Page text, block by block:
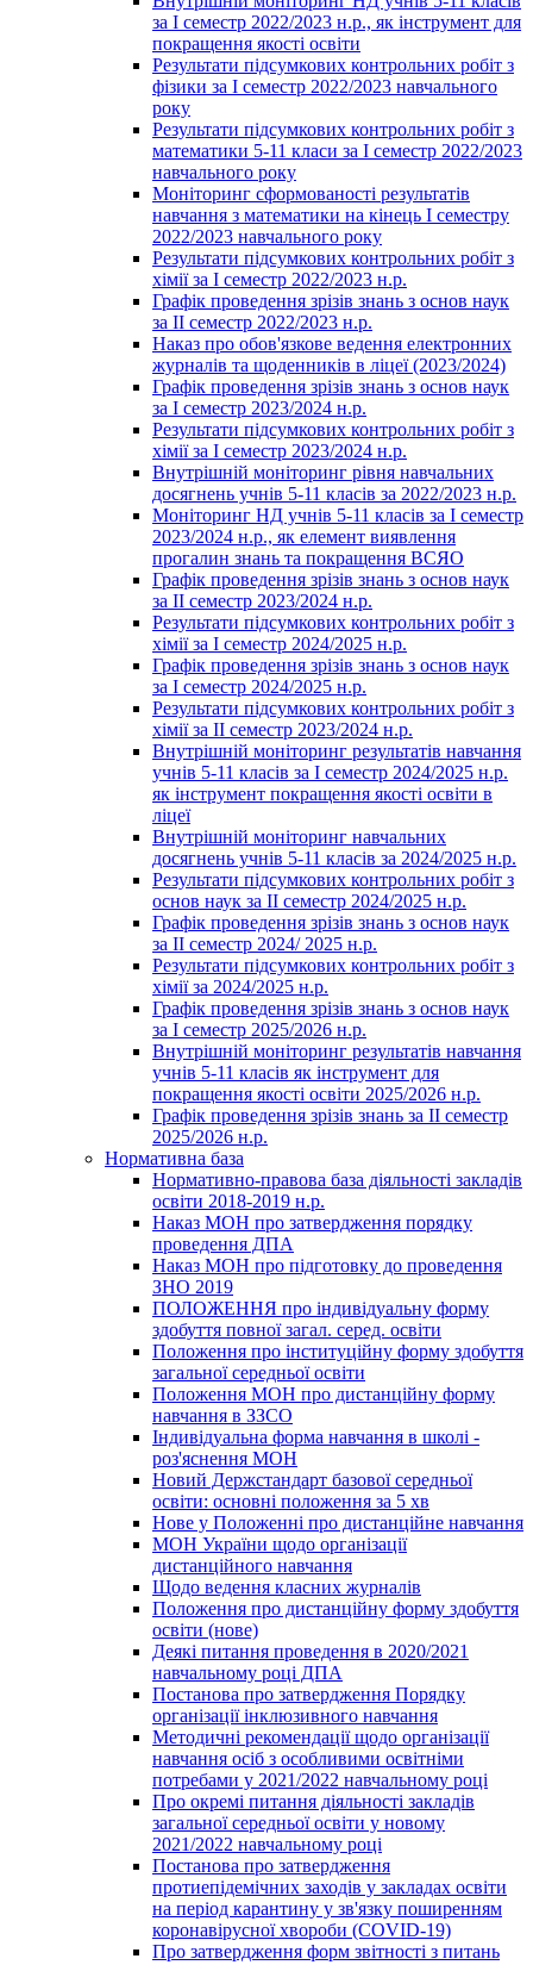
за І семестр 2022/2023 н.р., як інструмент для
покращення якості освіти
Результати підсумкових контрольних робіт з
фізики за І семестр 2022/2023 навчального
року
Результати підсумкових контрольних робіт з
математики 5-11 класи за І семестр 2022/2023
навчального року
Моніторинг сформованості результатів
навчання з математики на кінець І семестру
2022/2023 навчального року
Результати підсумкових контрольних робіт з
хімії за І семестр 2022/2023 н.р.
Графік проведення зрізів знань з основ наук
за ІІ семестр 2022/2023 н.р.
Наказ про обов'язкове ведення електронних
журналів та щоденників в ліцеї (2023/2024)
Графік проведення зрізів знань з основ наук
за І семестр 2023/2024 н.р.
Результати підсумкових контрольних робіт з
хімії за І семестр 2023/2024 н.р.
Внутрішній моніторинг рівня навчальних
досягнень учнів 5-11 класів за 2022/2023 н.р.
Моніторинг НД учнів 5-11 класів за І семестр
2023/2024 н.р., як елемент виявлення
прогалин знань та покращення ВСЯО
Графік проведення зрізів знань з основ наук
за ІІ семестр 2023/2024 н.р.
Результати підсумкових контрольних робіт з
хімії за І семестр 2024/2025 н.р.
Графік проведення зрізів знань з основ наук
за І семестр 2024/2025 н.р.
Результати підсумкових контрольних робіт з
хімії за ІІ семестр 2023/2024 н.р.
Внутрішній моніторинг результатів навчання
учнів 5-11 класів за І семестр 2024/2025 н.р.
як інструмент покращення якості освіти в
ліцеї
Внутрішній моніторинг навчальних
досягнень учнів 5-11 класів за 2024/2025 н.р.
Результати підсумкових контрольних робіт з
основ наук за ІІ семестр 2024/2025 н.р.
Графік проведення зрізів знань з основ наук
за ІІ семестр 2024/ 2025 н.р.
Результати підсумкових контрольних робіт з
хімії за 2024/2025 н.р.
Графік проведення зрізів знань з основ наук
за І семестр 2025/2026 н.р.
Внутрішній моніторинг результатів навчання
учнів 5-11 класів як інструмент для
покращення якості освіти 2025/2026 н.р.
Графік проведення зрізів знань за ІІ семестр
2025/2026 н.р.
Нормативна база
Нормативно-правова база діяльності закладів
освіти 2018-2019 н.р.
Наказ МОН про затвердження порядку
проведення ДПА
Наказ МОН про підготовку до проведення
ЗНО 2019
ПОЛОЖЕННЯ про індивідуальну форму
здобуття повної загал. серед. освіти
Положення про інституційну форму здобуття
загальної середньої освіти
Положення МОН про дистанційну форму
навчання в ЗЗСО
Індивідуальна форма навчання в школі -
роз'яснення МОН
Новий Держстандарт базової середньої
освіти: основні положення за 5 хв
Нове у Положенні про дистанційне навчання
МОН України щодо організації
дистанційного навчання
Щодо ведення класних журналів
Положення про дистанційну форму здобуття
освіти (нове)
Деякі питання проведення в 2020/2021
навчальному році ДПА
Постанова про затвердження Порядку
організації інклюзивного навчання
Методичні рекомендації щодо організації
навчання осіб з особливими освітніми
потребами у 2021/2022 навчальному році
Про окремі питання діяльності закладів
загальної середньої освіти у новому
2021/2022 навчальному році
Постанова про затвердження
протиепідемічних заходів у закладах освіти
на період карантину у зв'язку поширенням
коронавірусної хвороби (COVID-19)
Про затвердження форм звітності з питань